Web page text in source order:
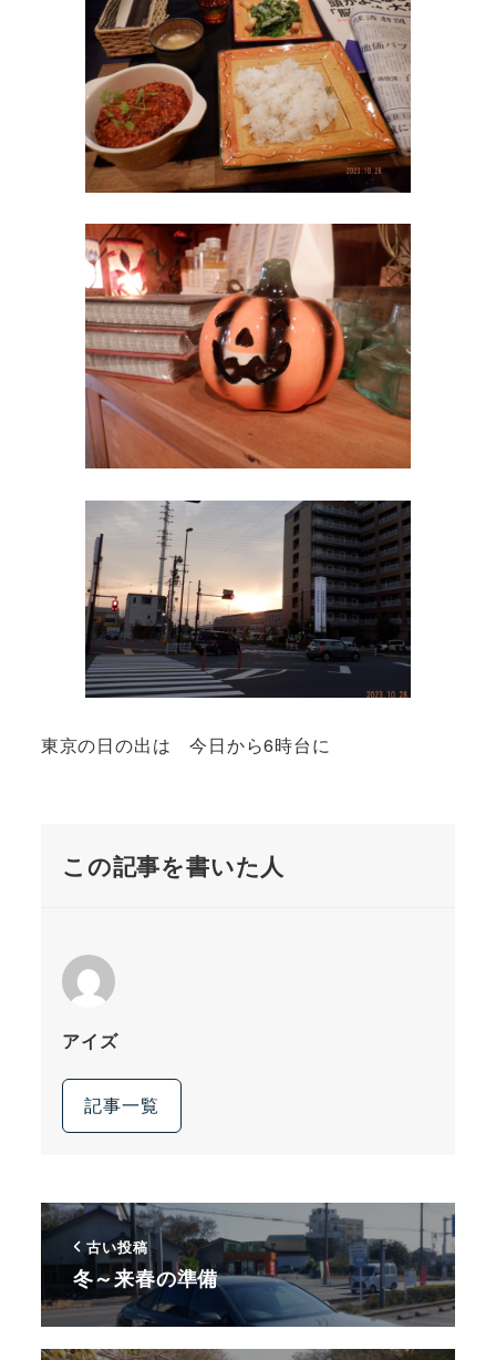
東京の日の出は 今日から6時台に
この記事を書いた人
アイズ
記事一覧
古い投稿
冬～来春の準備